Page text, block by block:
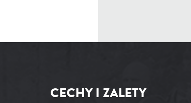
CECHY I ZALETY